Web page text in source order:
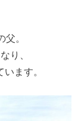
。
り、
ます。